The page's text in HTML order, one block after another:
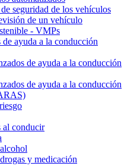
seguridad de los vehículos
de un vehículo
- VMPs
de ayuda a la conducción
de ayuda a la conducción
de ayuda a la conducción
al conducir
y medicación